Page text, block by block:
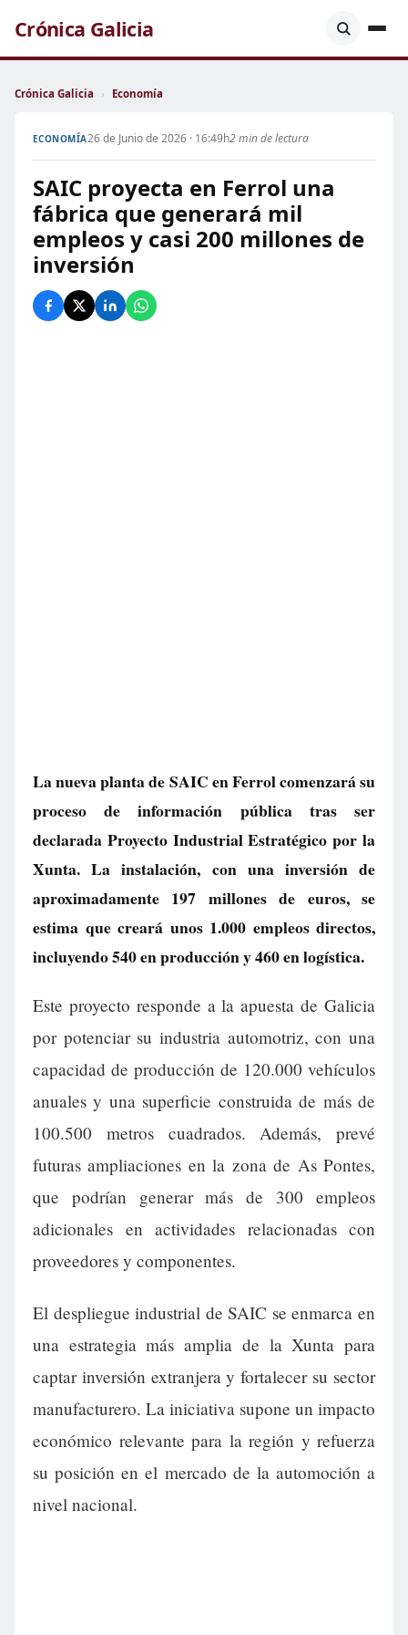
Crónica Galicia
Crónica Galicia › Economía
ECONOMÍA26 de Junio de 2026 · 16:49h2 min de lectura
SAIC proyecta en Ferrol una
fábrica que generará mil
empleos y casi 200 millones de
inversión
La nueva planta de SAIC en Ferrol comenzará su
proceso de información pública tras ser
declarada Proyecto Industrial Estratégico por la
Xunta. La instalación, con una inversión de
aproximadamente 197 millones de euros, se
estima que creará unos 1.000 empleos directos,
incluyendo 540 en producción y 460 en logística.
Este proyecto responde a la apuesta de Galicia
por potenciar su industria automotriz, con una
capacidad de producción de 120.000 vehículos
anuales y una superficie construida de más de
100.500 metros cuadrados. Además, prevé
futuras ampliaciones en la zona de As Pontes,
que podrían generar más de 300 empleos
adicionales en actividades relacionadas con
proveedores y componentes.
El despliegue industrial de SAIC se enmarca en
una estrategia más amplia de la Xunta para
captar inversión extranjera y fortalecer su sector
manufacturero. La iniciativa supone un impacto
económico relevante para la región y refuerza
su posición en el mercado de la automoción a
nivel nacional.